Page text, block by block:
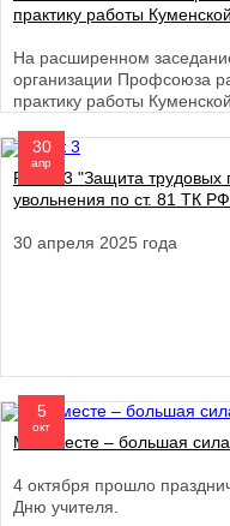
практику работы
На расширенном
организации Профсоюза
практику работы
30
апр
Ролик 3 "Защита трудовых
увольнения по ст. 81 ТК
30 апреля 2025 года
5
окт
Мы вместе – большая
4 октября прошло
Дню учителя.